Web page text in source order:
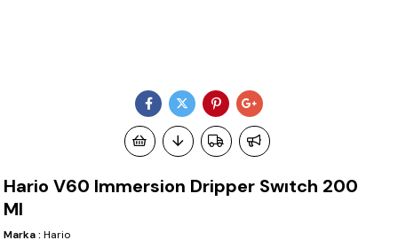
Hario V60 Immersion Dripper Swıtch 200
Ml
Marka : Hario